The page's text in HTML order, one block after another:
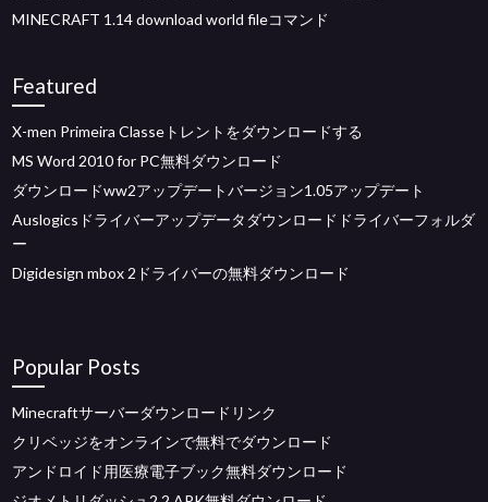
MINECRAFT 1.14 download world fileコマンド
Featured
X-men Primeira Classeトレントをダウンロードする
MS Word 2010 for PC無料ダウンロード
ダウンロードww2アップデートバージョン1.05アップデート
Auslogicsドライバーアップデータダウンロードドライバーフォルダ
ー
Digidesign mbox 2ドライバーの無料ダウンロード
Popular Posts
Minecraftサーバーダウンロードリンク
クリベッジをオンラインで無料でダウンロード
アンドロイド用医療電子ブック無料ダウンロード